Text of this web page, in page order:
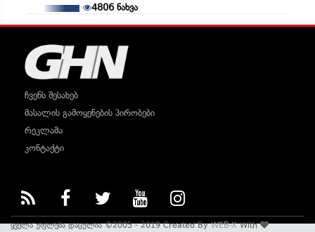
4806ნახვა
ჩვენს შესახებ
მასალის გამოყენების პირობები
რეკლამა
კონტაქტი
ყველა უფლება დაცულია ©2005 - 2019 Created ByWEB-XWith